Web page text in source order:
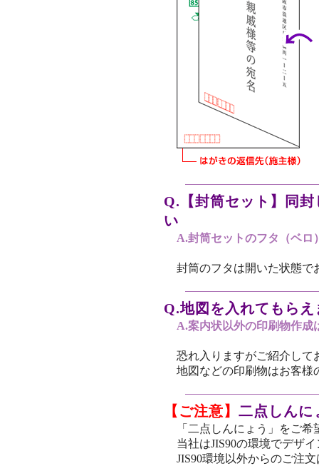
Q.【封筒セット】同
い
A.封筒セットのフタ（ベロ
封筒のフタは開いた状態で
Q.地図を入れてもらえ
A.案内状以外の印刷物作成
恐れ入りますがご紹介して
地図などの印刷物はお客様
【ご注意】 二点しんに
「二点しんにょう」をご
当社はJIS90の環境でデザ
JIS90環境以外からのご注